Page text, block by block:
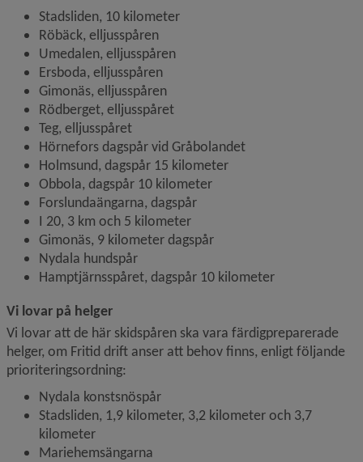
Stadsliden, 10 kilometer
Röbäck, elljusspåren
Umedalen, elljusspåren
Ersboda, elljusspåren
Gimonäs, elljusspåren
Rödberget, elljusspåret
Teg, elljusspåret
Hörnefors dagspår vid Gråbolandet
Holmsund, dagspår 15 kilometer
Obbola, dagspår 10 kilometer
Forslundaängarna, dagspår
I 20, 3 km och 5 kilometer
Gimonäs, 9 kilometer dagspår
Nydala hundspår
Hamptjärnsspåret, dagspår 10 kilometer
Vi lovar på helger
Vi lovar att de här skidspåren ska vara färdigpreparerade
helger, om Fritid drift anser att behov finns, enligt följande
prioriteringsordning:
Nydala konstsnöspår
Stadsliden, 1,9 kilometer, 3,2 kilometer och 3,7
kilometer
Mariehemsängarna